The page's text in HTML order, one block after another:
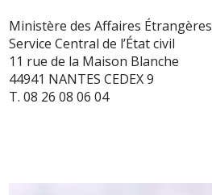
Ministère des Affaires Étrangères
Service Central de l’État civil
11 rue de la Maison Blanche
44941 NANTES CEDEX 9
T. 08 26 08 06 04